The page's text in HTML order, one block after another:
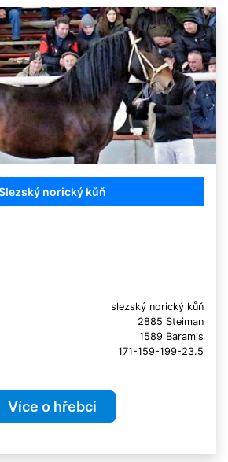
norický kůň
slezský norický kůň
2885 Steiman
1589 Baramis
171-159-199-23.5
Více o hřebci